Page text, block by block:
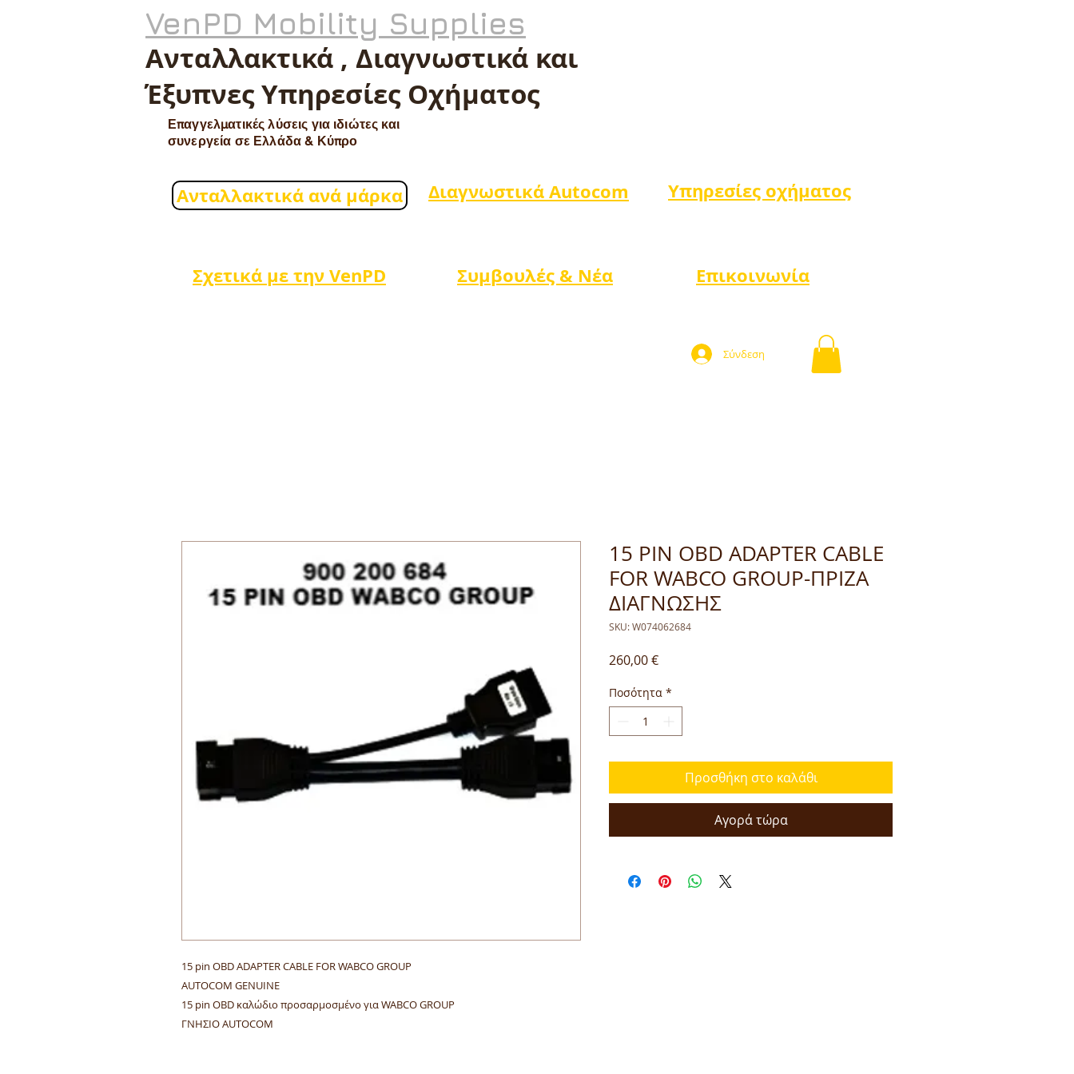
VenPD Mobility Supplies
Ανταλλακτικά , Διαγνωστικά και
Έξυπνες Υπηρεσίες Οχήματος
Επαγγελματικές λύσεις για ιδιώτες και
συνεργεία σε Ελλάδα & Κύπρο
Ανταλλακτικά ανά μάρκα Διαγνωστικά Autocom Υπηρεσίες οχήματος
Σχετικά με την VenPD Συμβουλές & Νέα Επικοινωνία
Σύνδεση
15 pin OBD ADAPTER CABLE FOR WABCO GROUP
AUTOCOM GENUINE
15 pin OBD καλώδιο προσαρμοσμένο για WABCO GROUP
ΓΝΗΣΙΟ AUTOCOM
15 PIN OBD ADAPTER CABLE
FOR WABCO GROUP-ΠΡΙΖΑ
ΔΙΑΓΝΩΣΗΣ
SKU: W074062684
260,00 €Τιμή
Ποσότητα *
Προσθήκη στο καλάθι
Αγορά τώρα